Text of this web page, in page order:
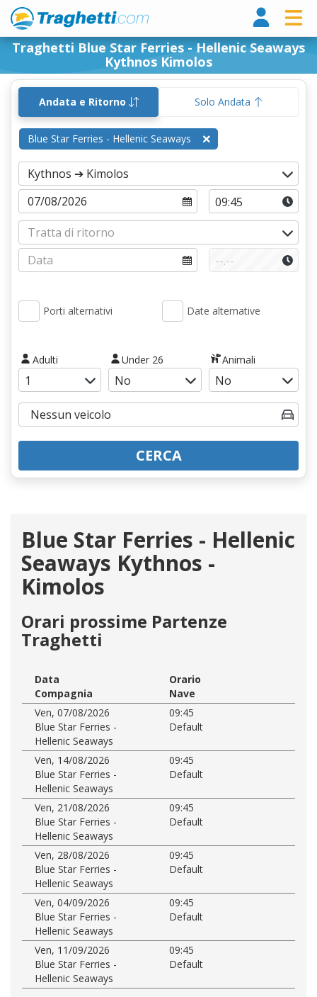
Traghetti Blue Star Ferries - Hellenic Seaways
Kythnos Kimolos
Andata e Ritorno Solo Andata
Blue Star Ferries - Hellenic Seaways
Porti alternativi Date alternative
Adulti Under 26 Animali
CERCA
Blue Star Ferries - Hellenic
Seaways Kythnos -
Kimolos
Orari prossime Partenze
Traghetti
Data
Orario
Compagnia
Nave
Ven, 07/08/2026
09:45
Blue Star Ferries -
Hellenic Seaways
Default
Ven, 14/08/2026
09:45
Blue Star Ferries -
Hellenic Seaways
Default
Ven, 21/08/2026
09:45
Blue Star Ferries -
Hellenic Seaways
Default
Ven, 28/08/2026
09:45
Blue Star Ferries -
Hellenic Seaways
Default
Ven, 04/09/2026
09:45
Blue Star Ferries -
Hellenic Seaways
Default
Ven, 11/09/2026
09:45
Blue Star Ferries -
Hellenic Seaways
Default